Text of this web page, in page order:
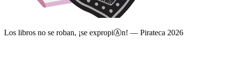
Los libros no se roban, ¡se expropiⒶn! — Pirateca 2026